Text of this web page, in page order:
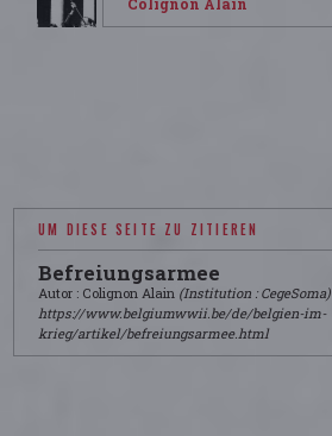
UM DIESE SEITE ZU ZITIEREN
Befreiungsarmee
Autor : Colignon Alain (Institution : CegeSoma)
https://www.belgiumwwii.be/de/belgien-im-
krieg/artikel/befreiungsarmee.html